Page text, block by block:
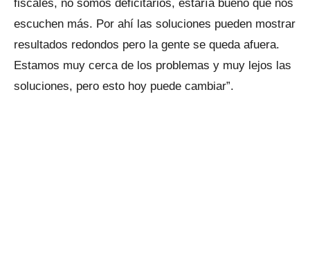
fiscales, no somos deficitarios, estaría bueno que nos
escuchen más. Por ahí las soluciones pueden mostrar
resultados redondos pero la gente se queda afuera.
Estamos muy cerca de los problemas y muy lejos las
soluciones, pero esto hoy puede cambiar”.